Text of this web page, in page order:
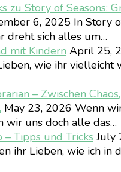
zu Story of Seasons:
6, 2025 In Story
dreht sich alles um…
mit Kindern April 25,
wie ihr vielleicht
– Zwischen
May 23, 2026 Wenn
wir uns doch alle das…
– Tipps und TricksJuly
ihr Lieben, wie ich in